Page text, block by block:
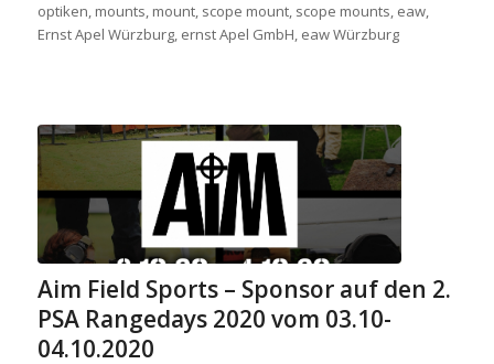
optiken, mounts, mount, scope mount, scope mounts, eaw,
Ernst Apel Würzburg, ernst Apel GmbH, eaw Würzburg
Aim Field Sports – Sponsor auf den 2.
PSA Rangedays 2020 vom 03.10-
04.10.2020